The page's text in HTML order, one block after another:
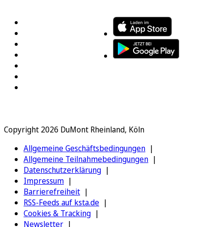
Copyright 2026 DuMont Rheinland, Köln
Allgemeine Geschäftsbedingungen
Allgemeine Teilnahmebedingungen
Datenschutzerklärung
Impressum
Barrierefreiheit
RSS-Feeds auf ksta.de
Cookies & Tracking
Newsletter